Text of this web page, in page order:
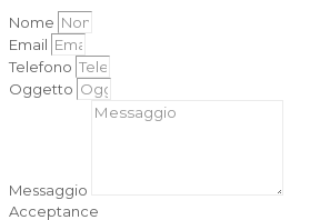
Nome
Email
Telefono
Oggetto
Messaggio
Acceptance